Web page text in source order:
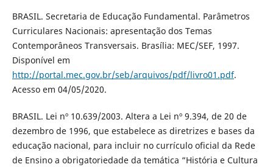
BRASIL. Secretaria de Educação Fundamental. Parâmetros
Curriculares Nacionais: apresentação dos Temas
Contemporâneos Transversais. Brasília: MEC/SEF, 1997.
Disponível em
http://portal.mec.gov.br/seb/arquivos/pdf/livro01.pdf.
Acesso em 04/05/2020.
BRASIL. Lei nº 10.639/2003. Altera a Lei nº 9.394, de 20 de
dezembro de 1996, que estabelece as diretrizes e bases da
educação nacional, para incluir no currículo oficial da Rede
de Ensino a obrigatoriedade da temática “História e Cultura